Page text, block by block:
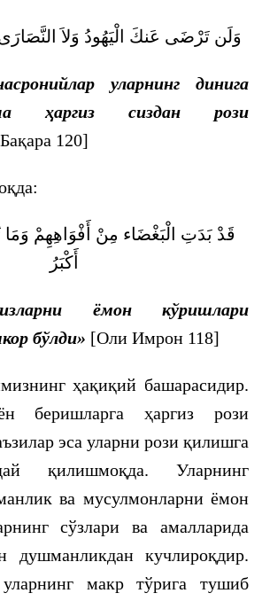
وَلَن تَرْضَى عَنكَ الْيَهُودُ وَلاَ
уларнинг динига
ҳаргиз сиздан рози
120]
قَدْ بَدَتِ الْبَغْضَاء مِنْ أَفْوَاهِهِمْ
أَكْبَرُ
ёмон кўришлари
бўлди» [Оли Имрон 118]
ҳақиқий башарасидир.
беришларга ҳаргиз рози
эса уларни рози қилишга
қилишмоқда. Уларнинг
ва мусулмонларни ёмон
сўзлари ва амалларида
душманликдан кучлироқдир.
макр тўрига тушиб